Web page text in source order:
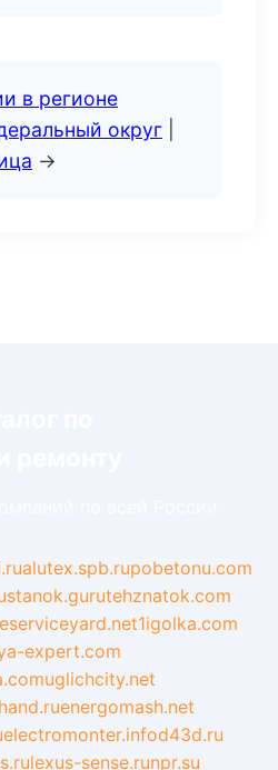
в регионе
округ
→
alutex.spb.rupobetonu.com
stanok.gurutehznatok.com
serviceyard.net1igolka.com
expert.com
uglichcity.net
energomash.net
electromonter.infod43d.ru
lexus-sense.runpr.su